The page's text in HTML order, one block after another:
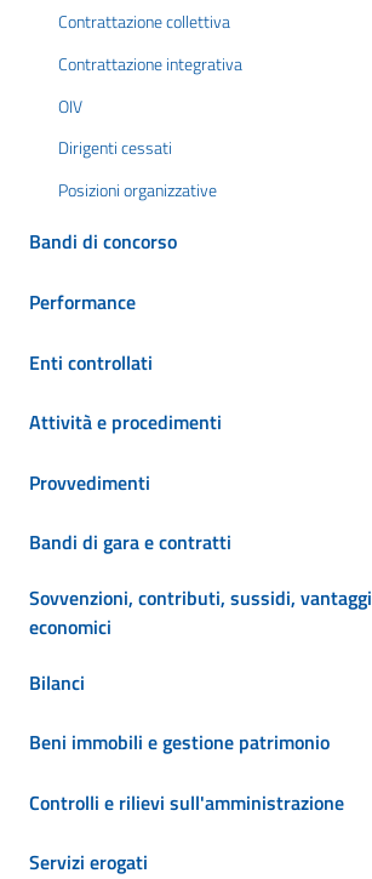
Contrattazione collettiva
Contrattazione integrativa
OIV
Dirigenti cessati
Posizioni organizzative
Bandi di concorso
Performance
Enti controllati
Attività e procedimenti
Provvedimenti
Bandi di gara e contratti
Sovvenzioni, contributi, sussidi, vantaggi
economici
Bilanci
Beni immobili e gestione patrimonio
Controlli e rilievi sull'amministrazione
Servizi erogati